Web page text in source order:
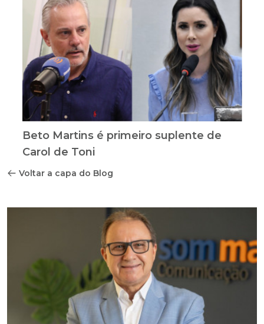
Beto Martins é primeiro suplente de
Carol de Toni
Voltar a capa do Blog